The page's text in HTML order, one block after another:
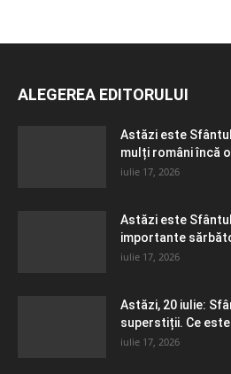
ALEGEREA EDITORULUI
Astăzi este
mulți români încă
iulie 17, 2026
Astăzi este
importante
iulie 17, 2026
Astăzi, 20 iulie:
superstiții. Ce este
iulie 17, 2026